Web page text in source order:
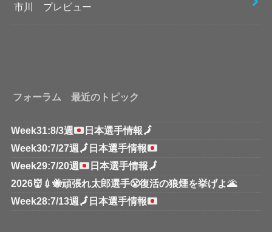
市川 プレビュー
フォーラム 最近のトピック
Week31:8/3週 日本選手情報🗾
Week30:7/27週 🗾 日本選手情報
Week29:7/20週
日本選手情報🗾
2026👹💉🐝頑張れ太郎選手😤復活の狼煙を挙げよ🌋
Week28:7/13週 🗾 日本選手情報